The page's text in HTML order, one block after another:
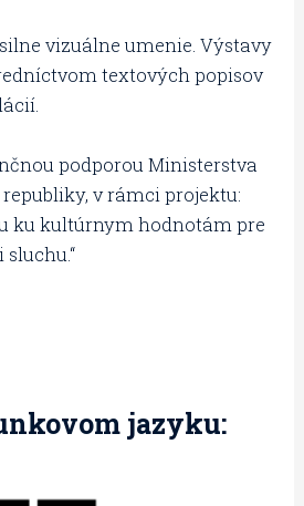
vizuálne umenie. Výstavy
textových popisov
podporou Ministerstva
v rámci projektu:
ku kultúrnym hodnotám pre
jazyku: